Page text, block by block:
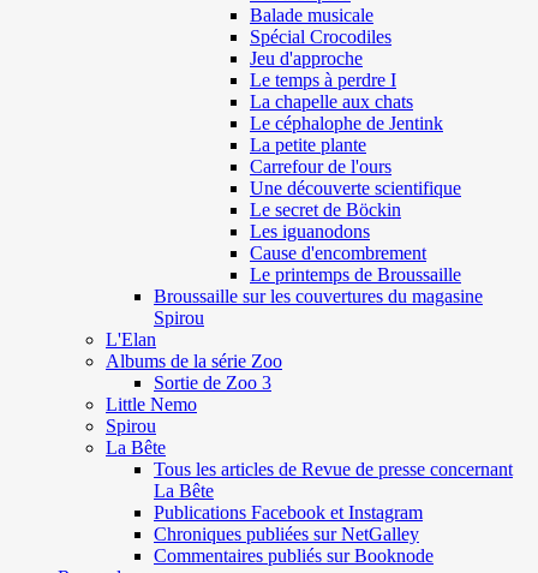
Balade musicale
Spécial Crocodiles
Jeu d'approche
Le temps à perdre I
La chapelle aux chats
Le céphalophe de Jentink
La petite plante
Carrefour de l'ours
Une découverte scientifique
Le secret de Böckin
Les iguanodons
Cause d'encombrement
Le printemps de Broussaille
Broussaille sur les couvertures du magasine
Spirou
L'Elan
Albums de la série Zoo
Sortie de Zoo 3
Little Nemo
Spirou
La Bête
Tous les articles de Revue de presse concernant
La Bête
Publications Facebook et Instagram
Chroniques publiées sur NetGalley
Commentaires publiés sur Booknode